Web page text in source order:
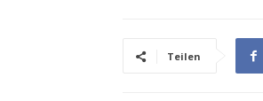
Teilen